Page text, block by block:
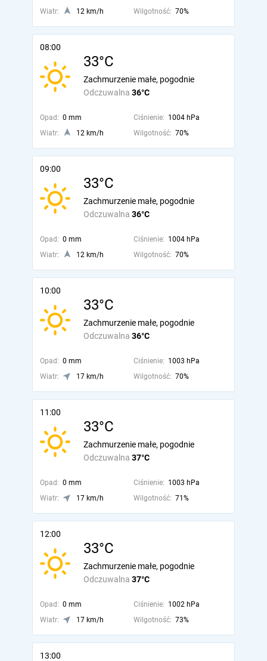
Wiatr: 12 km/h Wilgotność: 70%
08:00
33°C
Odczuwalna 36°C
Zachmurzenie małe, pogodnie
Opad: 0 mm Ciśnienie: 1004 hPa
Wiatr:
12 km/h Wilgotność: 70%
09:00
33°C
Odczuwalna 36°C
Zachmurzenie małe, pogodnie
Opad: 0 mm Ciśnienie: 1004 hPa
Wiatr:
12 km/h Wilgotność: 70%
10:00
33°C
Odczuwalna 36°C
Zachmurzenie małe, pogodnie
Opad: 0 mm Ciśnienie: 1003 hPa
Wiatr:
17 km/h Wilgotność: 70%
11:00
33°C
Odczuwalna 37°C
Zachmurzenie małe, pogodnie
Opad: 0 mm Ciśnienie: 1003 hPa
Wiatr:
17 km/h Wilgotność: 71%
12:00
33°C
Odczuwalna 37°C
Zachmurzenie małe, pogodnie
Opad: 0 mm Ciśnienie: 1002 hPa
Wiatr:
17 km/h Wilgotność: 73%
13:00